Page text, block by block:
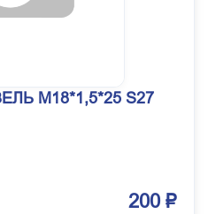
М18*1,5*25 S27
200 ₽